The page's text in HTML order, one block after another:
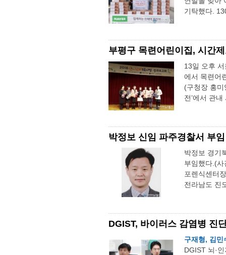
기탁했다.
부평구 목련어린이집, 시간
13일 오후
에서 목련어
(구청장 홍
전’에서 관
박정보 신임 파주경찰서 부임
박정보 경기
부임했다.(
포렌식센터
전라남도 진
DGIST, 바이러스 감염병 진
구재형, 김
DGIST 뇌·